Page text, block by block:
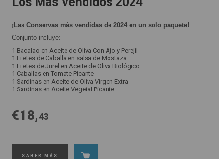
¡Las Conservas más vendidas de 2024 en un solo paquete!
Conjunto incluye:
1 Bacalao en Aceite de Oliva Con Ajo y Perejil
1 Filetes de Caballa en salsa de Mostaza
1 Filetes de Jurel en Aceite de Oliva Biológico
1 Caballas en Tomate Picante
1 Sardinas en Aceite de Oliva Virgen Extra
1 Sardinas en Aceite Vegetal Picante
€18,43
SABER MÁS